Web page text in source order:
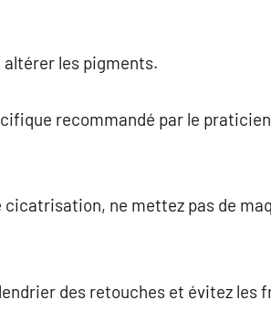
altérer les pigments.
recommandé par le
ne mettez pas de
des retouches et évitez les